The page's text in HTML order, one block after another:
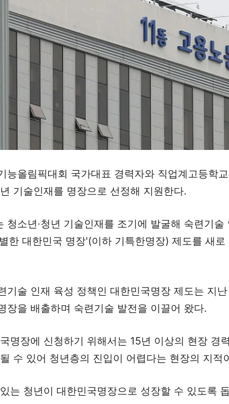
능올림픽대회 국가대표 경력자와 직업계고등학
기술인재를 명장으로 선정해 지원한다.
청소년·청년 기술인재를 조기에 발굴해 숙련기
한 대한민국 명장'(이하 기특한명장) 제도를 새
기술 인재 육성 정책인 대한민국명장 제도는 지
장을 배출하며 숙련기술 발전을 이끌어 왔다.
명장에 신청하기 위해서는 15년 이상의 현장 경
수 있어 청년층의 진입이 어렵다는 현장의 지적
는 청년이 대한민국명장으로 성장할 수 있도록